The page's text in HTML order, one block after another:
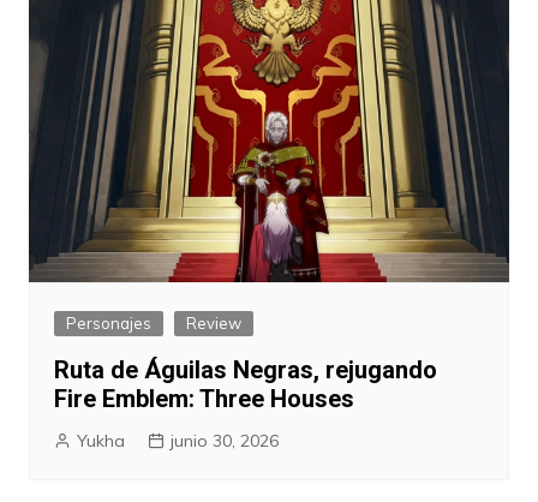
Personajes Review
Ruta de Águilas Negras, rejugando
Fire Emblem: Three Houses
Yukha junio 30, 2026